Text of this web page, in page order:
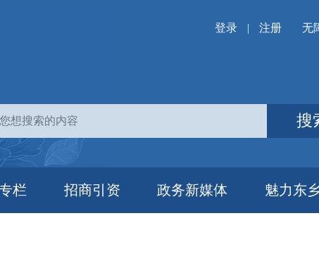
登录 | 注册 无
搜
栏 招商引资 政务新媒体 魅力东